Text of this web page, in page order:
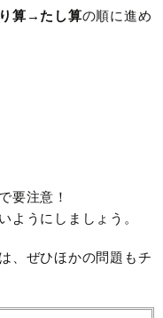
算→たし算の順に進め
要注意！
ようにしましょう。
、ぜひほかの問題もチ